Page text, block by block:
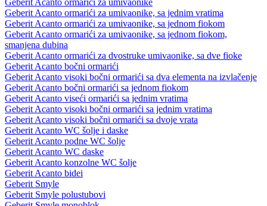
Geberit Acanto ormarići za umivaonike
Geberit Acanto ormarići za umivaonike, sa jednim vratima
Geberit Acanto ormarići za umivaonike, sa jednom fiokom
Geberit Acanto ormarići za umivaonike, sa jednom fiokom,
smanjena dubina
Geberit Acanto ormarići za dvostruke umivaonike, sa dve fioke
Geberit Acanto bočni ormarići
Geberit Acanto visoki bočni ormarići sa dva elementa na izvlačenje
Geberit Acanto bočni ormarići sa jednom fiokom
Geberit Acanto viseći ormarići sa jednim vratima
Geberit Acanto visoki bočni ormarići sa jednim vratima
Geberit Acanto visoki bočni ormarići sa dvoje vrata
Geberit Acanto WC šolje i daske
Geberit Acanto podne WC šolje
Geberit Acanto WC daske
Geberit Acanto konzolne WC šolje
Geberit Acanto bidei
Geberit Smyle
Geberit Smyle polustubovi